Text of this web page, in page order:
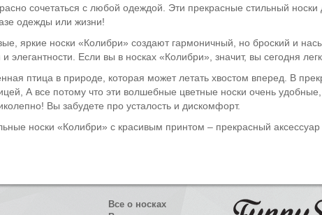
сочетаться с любой одеждой. Эти прекрасные стильный
одежды или жизни!
яркие носки «Колибри» создают гармоничный, но броский и
элегантности. Если вы в носках «Колибри», значит, вы сегодня
птица в природе, которая может летать хвостом вперед. В
А все потому что эти волшебные цветные носки очень
Вы забудете про усталость и дискомфорт.
носки «Колибри» с красивым принтом – прекрасный
Все о носках